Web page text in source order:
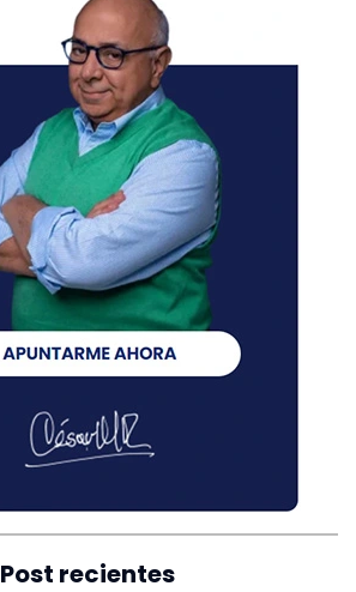
Post recientes